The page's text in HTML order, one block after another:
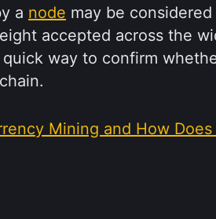
a node may be
accepted across the
way to confirm
Mining and How Does